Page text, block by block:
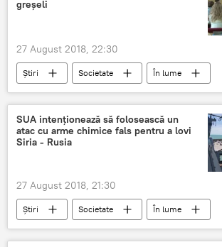
greşeli
27 August 2018, 22:30
Știri Societate
În lume
România
profesor românia
SUA intenționează să folosească un
atac cu arme chimice fals pentru a lovi
Siria - Rusia
27 August 2018, 21:30
Știri Societate
În lume
Rusia
Siria atac
chimic